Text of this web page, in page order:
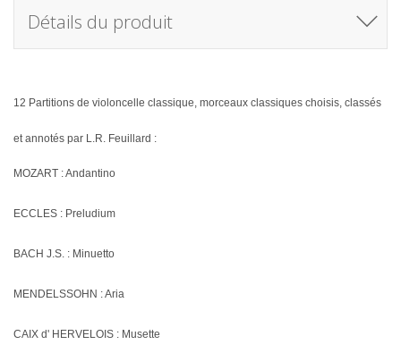
Détails du produit
12 Partitions de violoncelle classique, morceaux classiques choisis, classés
et annotés par L.R. Feuillard :
MOZART : Andantino
ECCLES : Preludium
BACH J.S. : Minuetto
MENDELSSOHN : Aria
CAIX d' HERVELOIS : Musette